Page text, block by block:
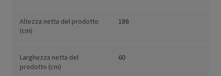
Altezza netta del prodotto
(cm)
186
Larghezza netta del
prodotto (cm)
60